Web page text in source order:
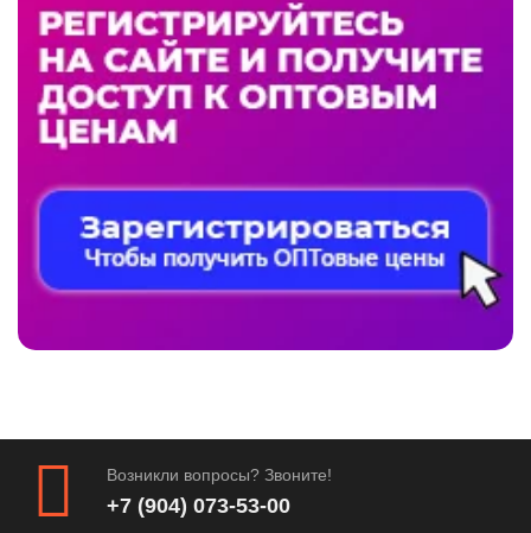
Возникли вопросы? Звоните!
+7 (904) 073-53-00